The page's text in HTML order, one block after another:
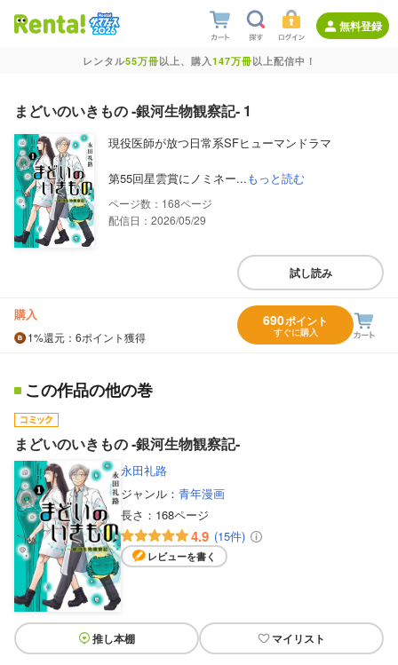
無料登録
レンタル55万冊以上、購入147万冊以上配信中！
まどいのいきもの ‐銀河生物観察記‐ 1
現役医師が放つ日常系SFヒューマンドラマ
第55回星雲賞にノミネー...もっと読む
168
配信日：2026/05/29
試し読み
購入
1%還元 ：6ポイント獲得
690ポイント
すぐに購入
この作品の他の巻
まどいのいきもの ‐銀河生物観察記‐
永田礼路
ジャンル： 青年漫画
長さ： 168ページ
4.9 (15件)
レビューを書く
推し本棚 マイリスト